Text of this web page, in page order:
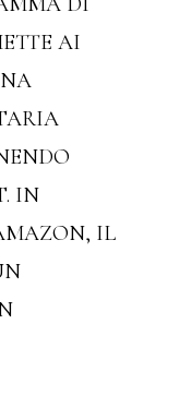
AI
IN
IL